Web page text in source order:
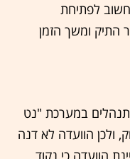
לפתיחת
התיק ומשך הזמן
במערכת "נט
ולכן הוועדה לא דנה